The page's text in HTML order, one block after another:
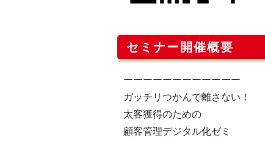
セミナー開催概要
ーーーーーーーーーーーー
ガッチリつかんで離さない！
太客獲得のための
顧客管理デジタル化ゼミ